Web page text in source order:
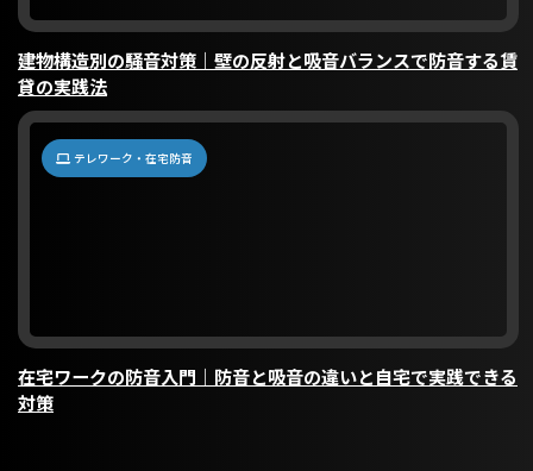
建物構造別の騒音対策｜壁の反射と吸音バランスで防音する賃
貸の実践法
テレワーク・在宅防音
在宅ワークの防音入門｜防音と吸音の違いと自宅で実践できる
対策